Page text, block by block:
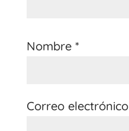
Nombre *
Correo electrónico